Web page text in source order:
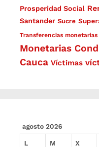
Prosperidad Social
Santander Sucre
Transferencias monetarias
Monetarias
Cauca Víctimas
agosto 2026
L M X